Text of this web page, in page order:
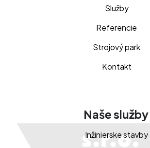
Služby
Referencie
Strojový park
Kontakt
Naše služby
Inžinierske stavby